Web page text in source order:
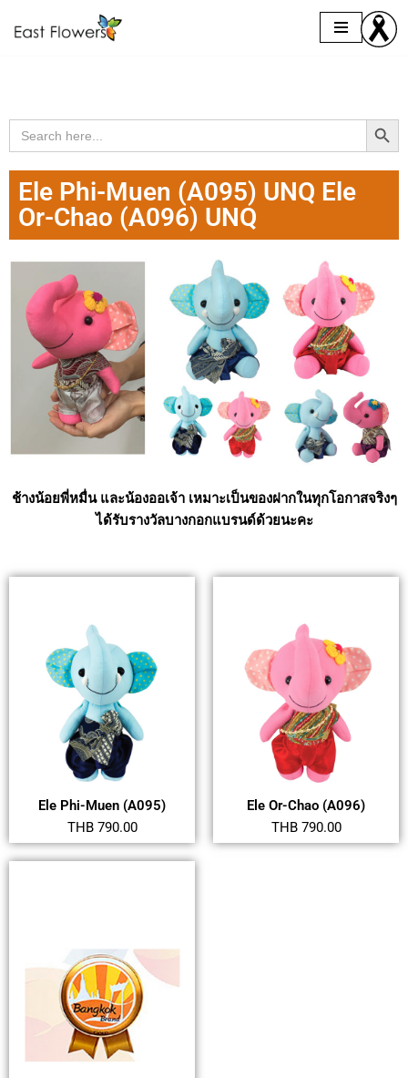
Search
for:
Search Button
Ele Phi-Muen (A095) UNQ Ele
Or-Chao (A096) UNQ
ช้างน้อยพี่หมื่น และน้องออเจ้า เหมาะเป็นของฝากในทุกโอกาสจริงๆ
ได้รับรางวัลบางกอกแบรนด์ด้วยนะคะ
Ele Phi-Muen (A095)
THB 790.00
Ele Or-Chao (A096)
THB 790.00